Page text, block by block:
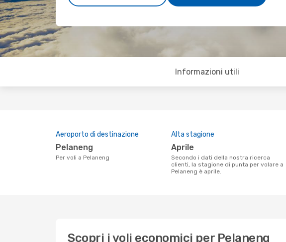
Informazioni utili
Aeroporto di destinazione
Pelaneng
Per voli a Pelaneng
Alta stagione
aprile
Secondo i dati della nostra ricerca
clienti, la stagione di punta per volare a
Pelaneng è aprile.
Scopri i voli economici per Pelaneng